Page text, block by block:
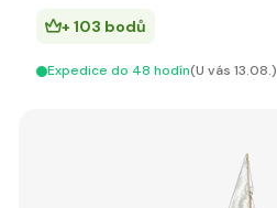
+ 103 bodů
Expedice do 48 hodín(U vás 13.08.)